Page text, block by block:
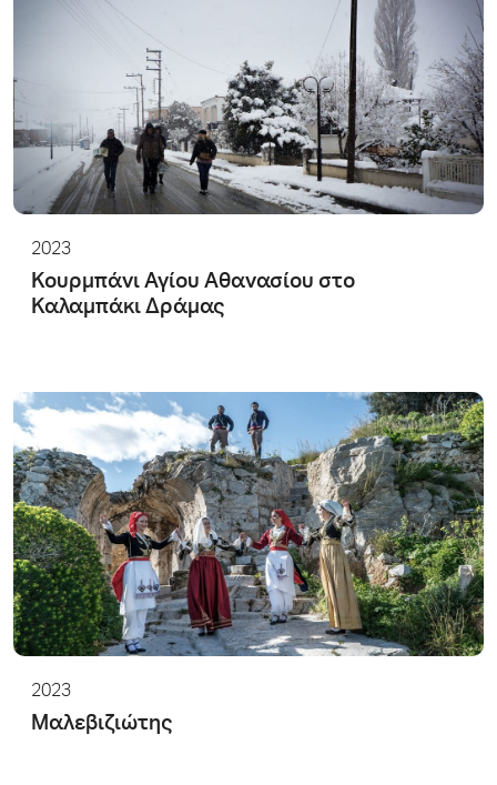
2023
Κουρμπάνι Αγίου Αθανασίου στο
Καλαμπάκι Δράμας
2023
Μαλεβιζιώτης